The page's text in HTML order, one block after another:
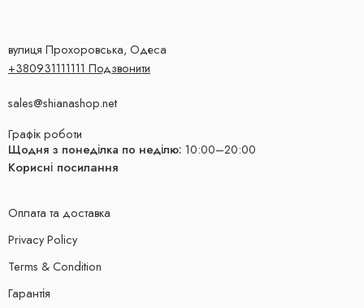
вулиця Прохоровська, Одеса
+380931111111 Подзвонити
sales@shianashop.net
Графік роботи
Щодня з понеділка по неділю: 10:00–20:00
Корисні посилання
Оплата та доставка
Privacy Policy
Terms & Condition
Гарантія